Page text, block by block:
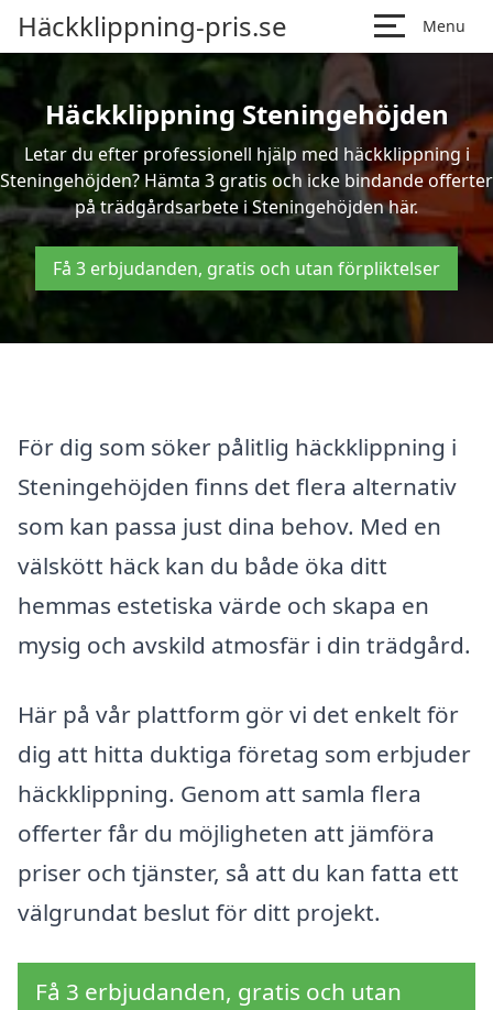
Häckklippning-pris.se Menu
Häckklippning Steningehöjden
Letar du efter professionell hjälp med häckklippning i
Steningehöjden? Hämta 3 gratis och icke bindande offerter
på trädgårdsarbete i Steningehöjden här.
Få 3 erbjudanden, gratis och utan förpliktelser
För dig som söker pålitlig häckklippning i
Steningehöjden finns det flera alternativ
som kan passa just dina behov. Med en
välskött häck kan du både öka ditt
hemmas estetiska värde och skapa en
mysig och avskild atmosfär i din trädgård.
Här på vår plattform gör vi det enkelt för
dig att hitta duktiga företag som erbjuder
häckklippning. Genom att samla flera
offerter får du möjligheten att jämföra
priser och tjänster, så att du kan fatta ett
välgrundat beslut för ditt projekt.
Få 3 erbjudanden, gratis och utan